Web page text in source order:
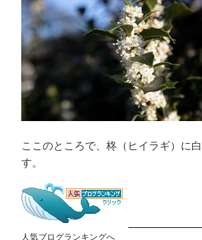
ここのところで、柊（ヒイラギ）に
す。
人気ブログランキングへ